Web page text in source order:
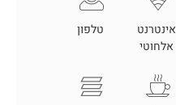
אינטרנט
אלחוטי
טלפון